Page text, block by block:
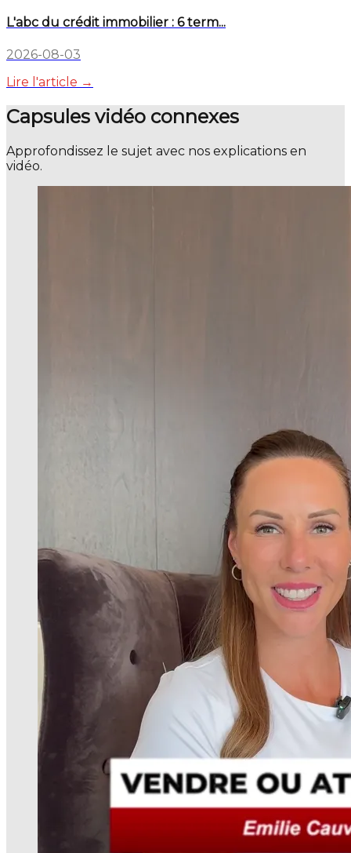
L'abc du crédit immobilier : 6 term...
2026-08-03
Lire l'article →
Capsules vidéo connexes
Approfondissez le sujet avec nos explications en
vidéo.